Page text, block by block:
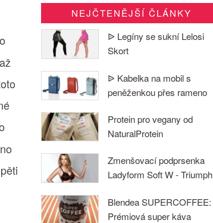
NEJČTENĚJŠÍ ČLÁNKY
ᐉ Legíny se sukní Lelosi
Skort
ᐉ Kabelka na mobil s
peněženkou přes rameno
Protein pro vegany od
NaturalProtein
Zmenšovací podprsenka
Ladyform Soft W - Triumph
Blendea SUPERCOFFEE:
Prémiová super káva